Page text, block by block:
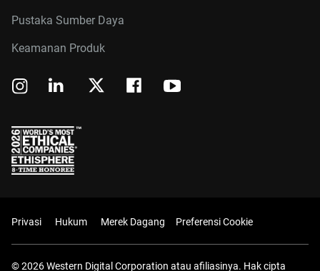
Pustaka Sumber Daya
Keamanan Produk
Privasi Hukum Merek Dagang Preferensi Cookie
© 2026 Western Digital Corporation atau afiliasinya. Hak cipta